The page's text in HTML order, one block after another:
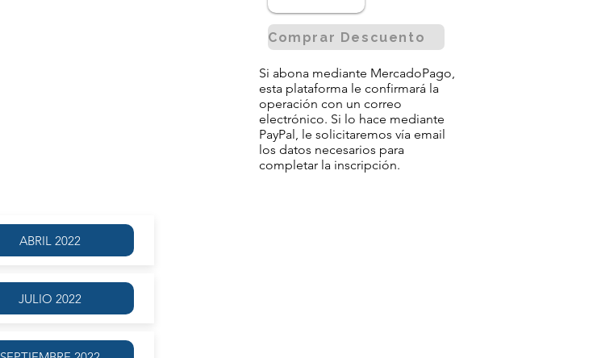
ABRIL 2022
JULIO 2022
Comprar Descuento
Si abona mediante MercadoPago,
esta plataforma le confirmará la
operación con un correo
electrónico. Si lo hace mediante
PayPal, le solicitaremos vía email
los datos necesarios para
completar la inscripción.